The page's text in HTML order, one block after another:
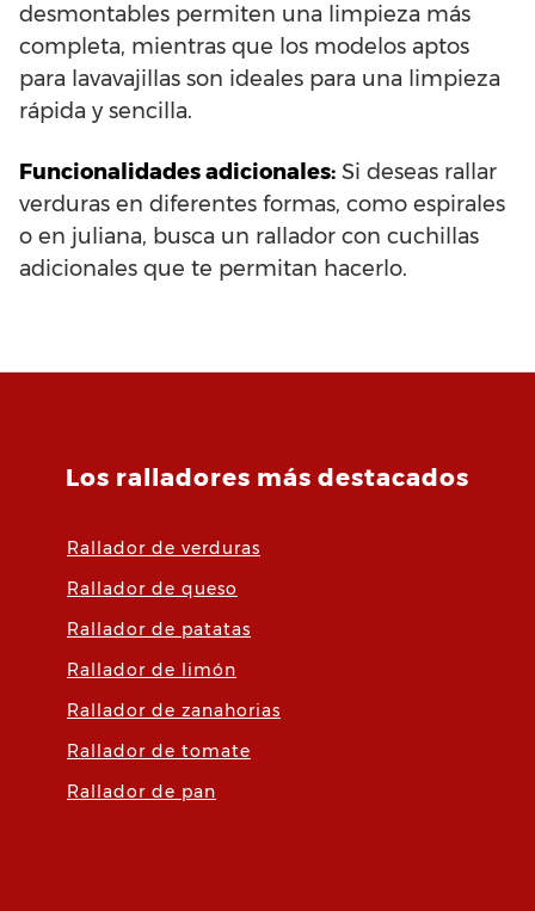
desmontables permiten una limpieza más
completa, mientras que los modelos aptos
para lavavajillas son ideales para una limpieza
rápida y sencilla.
Funcionalidades adicionales: Si deseas rallar
verduras en diferentes formas, como espirales
o en juliana, busca un rallador con cuchillas
adicionales que te permitan hacerlo.
Los ralladores más destacados
Rallador de verduras
Rallador de queso
Rallador de patatas
Rallador de limón
Rallador de zanahorias
Rallador de tomate
Rallador de pan